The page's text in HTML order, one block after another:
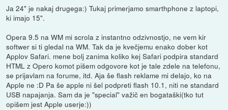
Ja 24" je nakaj drugega:) Tukaj primerjamo smarthphone z laptopi,
ki imajo 15".
Opera 9.5 na WM mi scrola z instantno odzivnostjo, ne vem kir
softwer si ti gledal na WM. Tak da je kvečjemu enako dober kot
Applov Safari. mene bolj zanima koliko kej Safari podpira standard
HTML z Opero komot pišem odgovore kot je tale zdele na telefonu,
se prijavlam na forume, itd. Aja še flash reklame mi delajo, ko na
Apple ne :D Pa še apple ni šel podpreti flash 10.1, niti ne standard
USB napajanja. Sam da je "special" važič en bogataški(tko tut
opišem jest Apple userje:))